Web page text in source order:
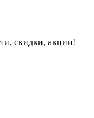
, скидки, акции!